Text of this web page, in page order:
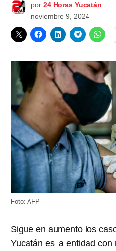
por 24 Horas Yucatán
noviembre 9, 2024
Foto: AFP
Sigue en aumento los
Yucatán es la entidad